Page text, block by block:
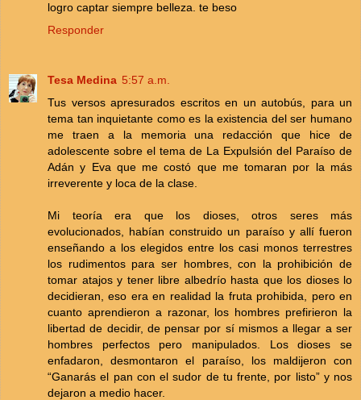
logro captar siempre belleza. te beso
Responder
Tesa Medina 5:57 a.m.
Tus versos apresurados escritos en un autobús, para un
tema tan inquietante como es la existencia del ser humano
me traen a la memoria una redacción que hice de
adolescente sobre el tema de La Expulsión del Paraíso de
Adán y Eva que me costó que me tomaran por la más
irreverente y loca de la clase.
Mi teoría era que los dioses, otros seres más
evolucionados, habían construido un paraíso y allí fueron
enseñando a los elegidos entre los casi monos terrestres
los rudimentos para ser hombres, con la prohibición de
tomar atajos y tener libre albedrío hasta que los dioses lo
decidieran, eso era en realidad la fruta prohibida, pero en
cuanto aprendieron a razonar, los hombres prefirieron la
libertad de decidir, de pensar por sí mismos a llegar a ser
hombres perfectos pero manipulados. Los dioses se
enfadaron, desmontaron el paraíso, los maldijeron con
“Ganarás el pan con el sudor de tu frente, por listo” y nos
dejaron a medio hacer.